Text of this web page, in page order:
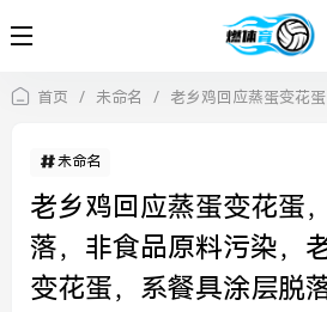
首页 / 未命名 / 老乡鸡回应蒸蛋变花蛋，系餐具涂层脱落，非食品原料
未命名
老乡鸡回应蒸蛋变花蛋
落，非食品原料污染，
变花蛋，系餐具涂层脱